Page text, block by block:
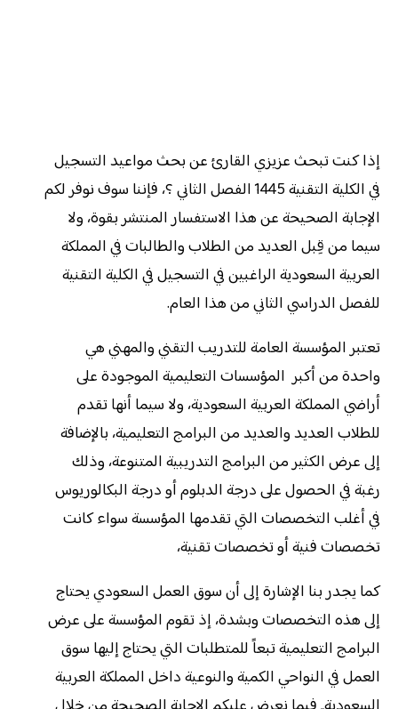
إذا كنت تبحث عزيزي القارئ عن بحث مواعيد التسجيل
في الكلية التقنية 1445 الفصل الثاني ؟، فإننا سوف نوفر لكم
الإجابة الصحيحة عن هذا الاستفسار المنتشر بقوة، ولا
سيما من قِبل العديد من الطلاب والطالبات في المملكة
العربية السعودية الراغبين في التسجيل في الكلية التقنية
للفصل الدراسي الثاني من هذا العام.
تعتبر المؤسسة العامة للتدريب التقني والمهني هي
واحدة من أكبر المؤسسات التعليمية الموجودة على
أراضي المملكة العربية السعودية، ولا سيما أنها تقدم
للطلاب العديد والعديد من البرامج التعليمية، بالإضافة
إلى عرض الكثير من البرامج التدريبية المتنوعة، وذلك
رغبة في الحصول على درجة الدبلوم أو درجة البكالوريوس
في أغلب التخصصات التي تقدمها المؤسسة سواء كانت
تخصصات فنية أو تخصصات تقنية،
كما يجدر بنا الإشارة إلى أن سوق العمل السعودي يحتاج
إلى هذه التخصصات وبشدة، إذ تقوم المؤسسة على عرض
البرامج التعليمية تبعاً للمتطلبات التي يحتاج إليها سوق
العمل في النواحي الكمية والنوعية داخل المملكة العربية